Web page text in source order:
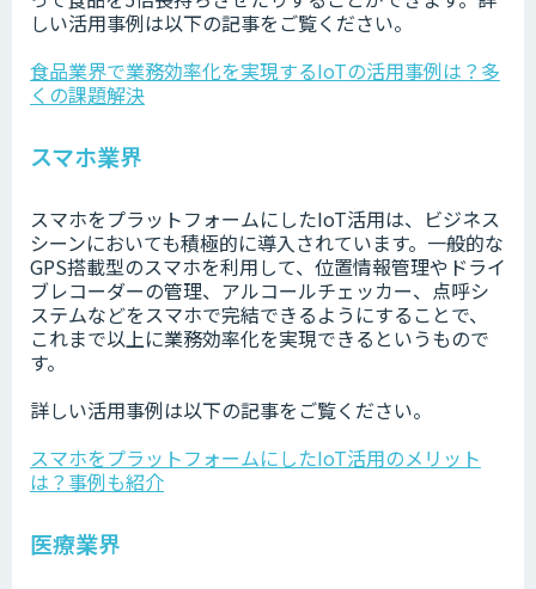
しい活用事例は以下の記事をご覧ください。
食品業界で業務効率化を実現するIoTの活用事例は？多
くの課題解決
スマホ業界
スマホをプラットフォームにしたIoT活用は、ビジネス
シーンにおいても積極的に導入されています。一般的な
GPS搭載型のスマホを利用して、位置情報管理やドライ
ブレコーダーの管理、アルコールチェッカー、点呼シ
ステムなどをスマホで完結できるようにすることで、
これまで以上に業務効率化を実現できるというもので
す。
詳しい活用事例は以下の記事をご覧ください。
スマホをプラットフォームにしたIoT活用のメリット
は？事例も紹介
医療業界